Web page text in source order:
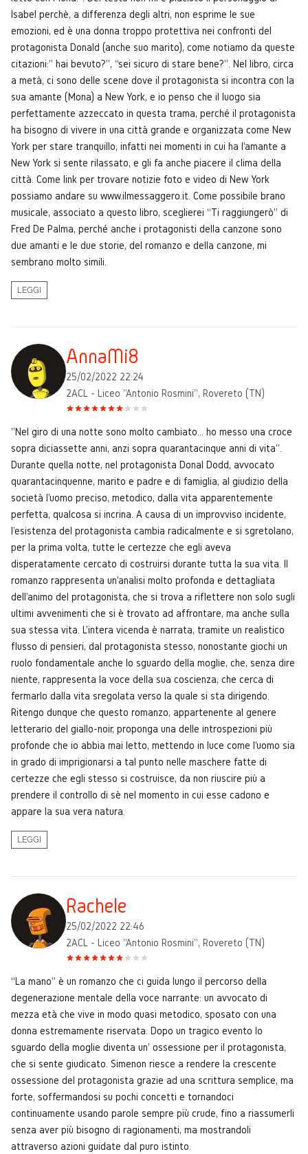
Isabel perchè, a differenza degli altri, non esprime le sue
emozioni, ed è una donna troppo protettiva nei confronti del
protagonista Donald (anche suo marito), come notiamo da queste
citazioni:” hai bevuto?”, “sei sicuro di stare bene?”. Nel libro, circa
a metà, ci sono delle scene dove il protagonista si incontra con la
sua amante (Mona) a New York, e io penso che il luogo sia
perfettamente azzeccato in questa trama, perché il protagonista
ha bisogno di vivere in una città grande e organizzata come New
York per stare tranquillo; infatti nei momenti in cui ha l'amante a
New York si sente rilassato, e gli fa anche piacere il clima della
città. Come link per trovare notizie foto e video di New York
possiamo andare su www.ilmessaggero.it. Come possibile brano
musicale, associato a questo libro, sceglierei “Ti raggiungerò” di
Fred De Palma, perché anche i protagonisti della canzone sono
due amanti e le due storie, del romanzo e della canzone, mi
sembrano molto simili.
LEGGI
AnnaMi8
25/02/2022 22:24
2ACL - Liceo "Antonio Rosmini", Rovereto (TN)
"Nel giro di una notte sono molto cambiato... ho messo una croce
sopra diciassette anni, anzi sopra quarantacinque anni di vita".
Durante quella notte, nel protagonista Donal Dodd, avvocato
quarantacinquenne, marito e padre e di famiglia, al giudizio della
società l'uomo preciso, metodico, dalla vita apparentemente
perfetta, qualcosa si incrina. A causa di un improvviso incidente,
l'esistenza del protagonista cambia radicalmente e si sgretolano,
per la prima volta, tutte le certezze che egli aveva
disperatamente cercato di costruirsi durante tutta la sua vita. Il
romanzo rappresenta un'analisi molto profonda e dettagliata
dell'animo del protagonista, che si trova a riflettere non solo sugli
ultimi avvenimenti che si è trovato ad affrontare, ma anche sulla
sua stessa vita. L'intera vicenda è narrata, tramite un realistico
flusso di pensieri, dal protagonista stesso, nonostante giochi un
ruolo fondamentale anche lo sguardo della moglie, che, senza dire
niente, rappresenta la voce della sua coscienza, che cerca di
fermarlo dalla vita sregolata verso la quale si sta dirigendo.
Ritengo dunque che questo romanzo, appartenente al genere
letterario del giallo-noir, proponga una delle introspezioni più
profonde che io abbia mai letto, mettendo in luce come l'uomo sia
in grado di imprigionarsi a tal punto nelle maschere fatte di
certezze che egli stesso si costruisce, da non riuscire più a
prendere il controllo di sè nel momento in cui esse cadono e
appare la sua vera natura.
LEGGI
Rachele
25/02/2022 22:46
2ACL - Liceo "Antonio Rosmini", Rovereto (TN)
“La mano” è un romanzo che ci guida lungo il percorso della
degenerazione mentale della voce narrante: un avvocato di
mezza età che vive in modo quasi metodico, sposato con una
donna estremamente riservata. Dopo un tragico evento lo
sguardo della moglie diventa un' ossessione per il protagonista,
che si sente giudicato. Simenon riesce a rendere la crescente
ossessione del protagonista grazie ad una scrittura semplice, ma
forte, soffermandosi su pochi concetti e tornandoci
continuamente usando parole sempre più crude, fino a riassumerli
senza aver più bisogno di ragionamenti, ma mostrandoli
attraverso azioni guidate dal puro istinto.